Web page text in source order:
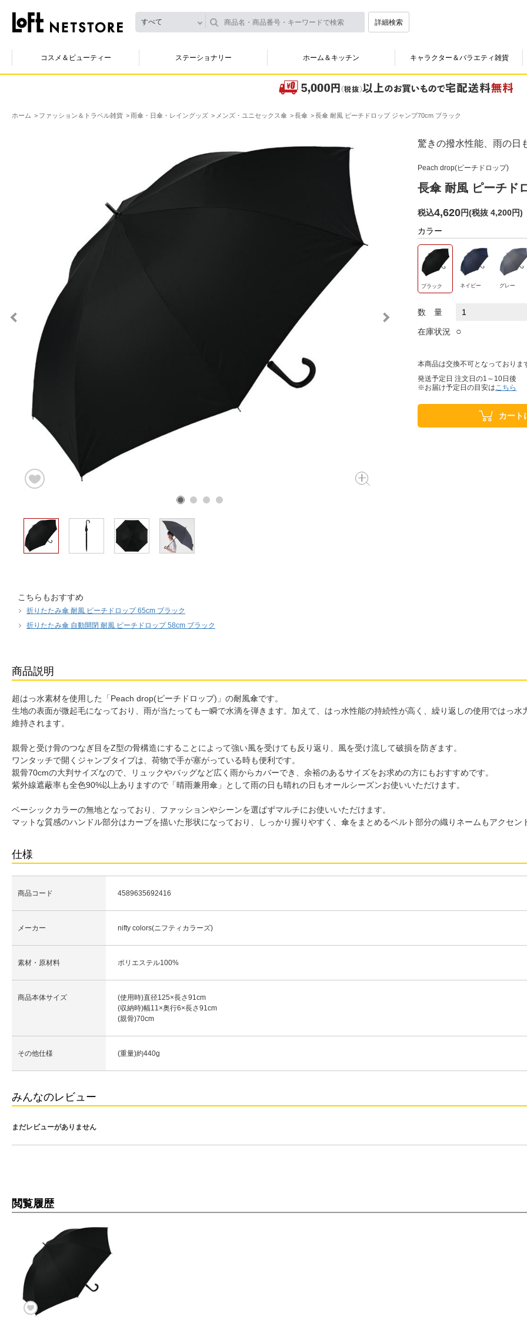
すべて 詳細検索
コスメ＆ビューティー ステーショナリー ホーム＆キッチン キャラクター＆バラエティ雑貨
ホーム ファッション＆トラベル雑貨 雨傘・日傘・レイングッズ メンズ・ユニセックス傘 長傘 長傘 耐風 ピーチドロップ ジャンプ70cm ブラック
驚きの撥水性能、雨の日
Peach drop(ピーチドロップ)
長傘 耐風 ピーチド
税込4,620円(税抜 4,200円)
カラー
ブラック ネイビー グレー
数 量
在庫状況 ○
本商品は交換不可となっておりま
発送予定日 注文日の1～10日後
※お届け予定日の目安はこちら
カート
こちらもおすすめ
折りたたみ傘 耐風 ピーチドロップ 65cm ブラック
折りたたみ傘 自動開閉 耐風 ピーチドロップ 58cm ブラック
商品説明
超はっ水素材を使用した「Peach drop(ピーチドロップ)」の耐風傘です。
生地の表面が微起毛になっており、雨が当たっても一瞬で水滴を弾きます。加えて、はっ水性能の持続性が高く、繰り返しの使用ではっ
維持されます。
親骨と受け骨のつなぎ目をZ型の骨構造にすることによって強い風を受けても反り返り、風を受け流して破損を防ぎます。
ワンタッチで開くジャンプタイプは、荷物で手が塞がっている時も便利です。
親骨70cmの大判サイズなので、リュックやバッグなど広く雨からカバーでき、余裕のあるサイズをお求めの方にもおすすめです。
紫外線遮蔽率も全色90%以上ありますので「晴雨兼用傘」として雨の日も晴れの日もオールシーズンお使いいただけます。
ベーシックカラーの無地となっており、ファッションやシーンを選ばずマルチにお使いいただけます。
マットな質感のハンドル部分はカーブを描いた形状になっており、しっかり握りやすく、傘をまとめるベルト部分の織りネームもアクセン
仕様
商品コード 4589635692416
メーカー nifty colors(ニフティカラーズ)
素材・原材料 ポリエステル100%
商品本体サイズ
(使用時)直径125×長さ91cm
(収納時)幅11×奥行6×長さ91cm
(親骨)70cm
その他仕様 (重量)約440g
みんなのレビュー
まだレビューがありません
閲覧履歴